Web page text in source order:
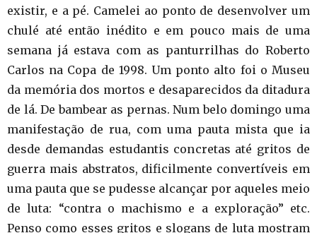
existir, e a pé. Camelei ao ponto de desenvolver um
chulé até então inédito e em pouco mais de uma
semana já estava com as panturrilhas do Roberto
Carlos na Copa de 1998. Um ponto alto foi o Museu
da memória dos mortos e desaparecidos da ditadura
de lá. De bambear as pernas. Num belo domingo uma
manifestação de rua, com uma pauta mista que ia
desde demandas estudantis concretas até gritos de
guerra mais abstratos, dificilmente convertíveis em
uma pauta que se pudesse alcançar por aqueles meio
de luta: “contra o machismo e a exploração” etc.
Penso como esses gritos e slogans de luta mostram